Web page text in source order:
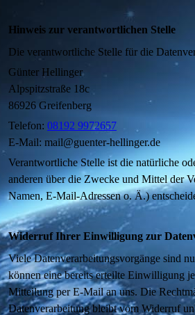
Hinweis zur verantwortlichen Stelle
Die verantwortliche Stelle für die
Günter Hellinger
Alpspitzstraße 18c
86926 Greifenberg
Telefon: 08192 9972657
E-Mail: mail@guenter-hellinger.de
Verantwortliche Stelle ist die natürliche
anderen über die Zwecke und Mittel der
Namen, E-Mail-Adressen o. Ä.)
Widerruf Ihrer Einwilligung zur
Viele Datenverarbeitungsvorgänge sind
können eine bereits erteilte Einwilligung
Mitteilung per E-Mail an uns. Die
Datenverarbeitung bleibt vom Widerruf